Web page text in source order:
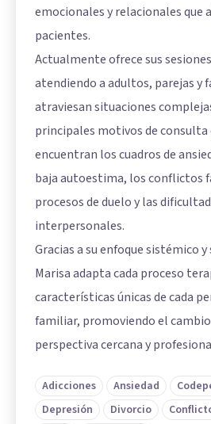
emocionales y relacionales que
pacientes.
Actualmente ofrece sus
atendiendo a adultos, parejas y
atraviesan situaciones
principales motivos de consulta
encuentran los cuadros de
baja autoestima, los conflictos
procesos de duelo y las
interpersonales.
Gracias a su enfoque sistémico
Marisa adapta cada proceso
características únicas de cada
familiar, promoviendo el cambio
perspectiva cercana y
Adicciones Ansiedad
Depresión
Divorcio